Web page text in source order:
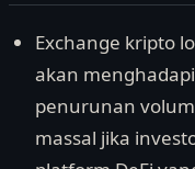
Exchange kripto
akan
penurunan
massal jika